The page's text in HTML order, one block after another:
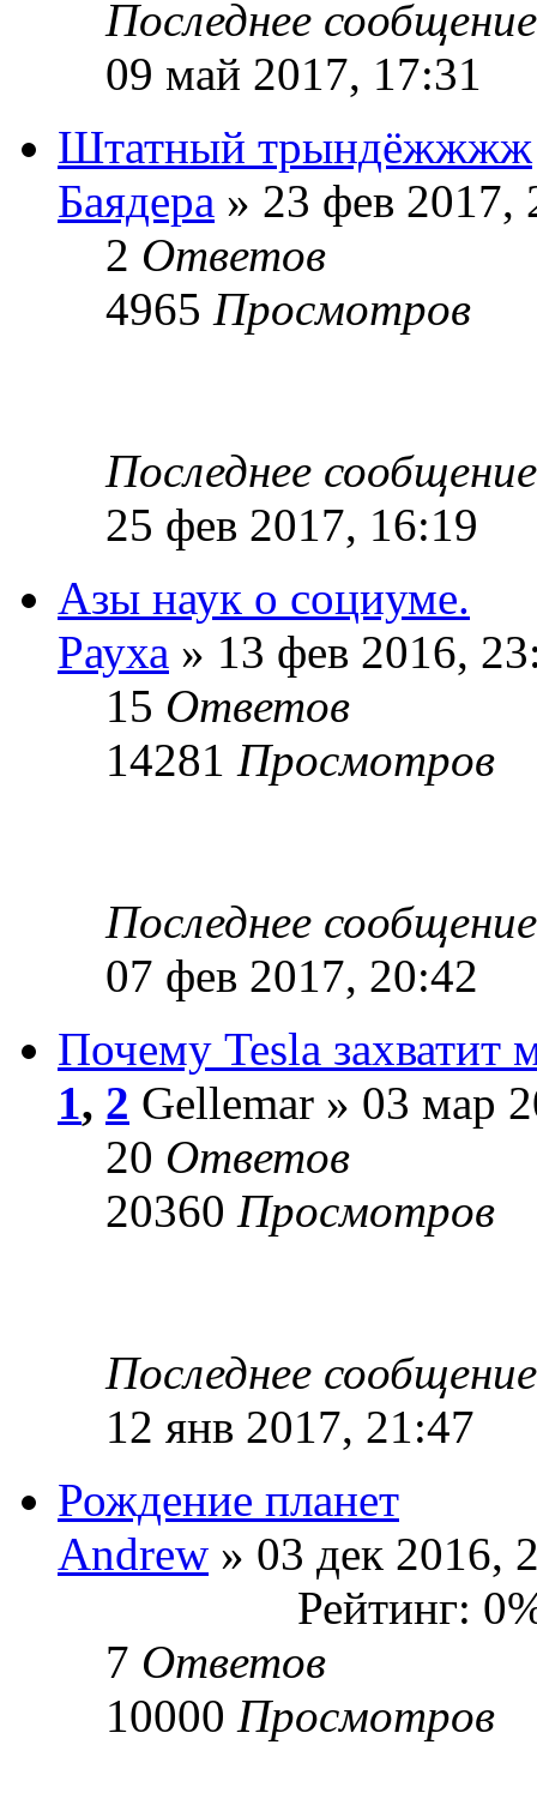
Последнее
09 май 2017, 17:31
Штатный трындёжжжж
Баядера » 23 фев 2017,
2 Ответов
4965 Просмотров
Последнее
25 фев 2017, 16:19
Азы наук о социуме.
Рауха » 13 фев 2016,
15 Ответов
14281 Просмотров
Последнее
07 фев 2017, 20:42
Почему Tesla захватит
1, 2 Gellemar » 03 мар
20 Ответов
20360 Просмотров
Последнее
12 янв 2017, 21:47
Рождение планет
Andrew » 03 дек 2016,
Рейтинг:
7 Ответов
10000 Просмотров